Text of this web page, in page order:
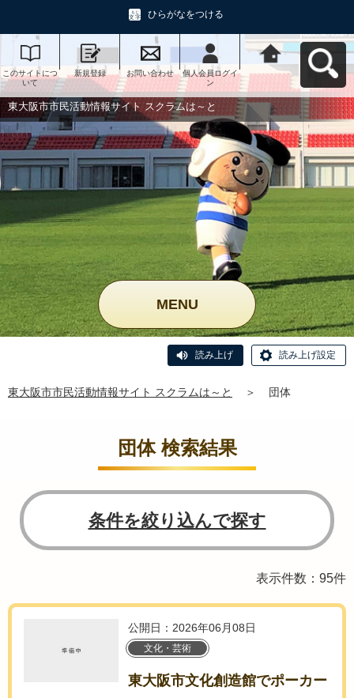
ひらがなをつける
このサイトにつ
いて
新規登録 お問い合わせ
個人会員ログイ
ン
東大阪市市民活
動情報サイト ス
クラムは～とへ
戻る
東大阪市市民活動情報サイト スクラムは～と
MENU
読み上げ 読み上げ設定
東大阪市市民活動情報サイト スクラムは～と ＞ 団体
団体 検索結果
条件を絞り込んで探す
表示件数：95件
公開日：2026年06月08日
文化・芸術
東大阪市文化創造館でポーカー